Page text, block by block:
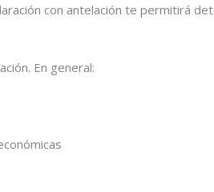
con antelación te permitirá
En general: